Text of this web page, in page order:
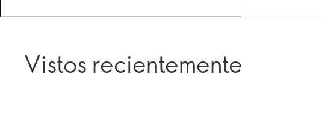
Vistos recientemente